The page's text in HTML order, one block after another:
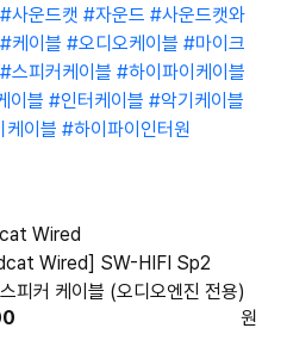
#사운드캣 #자운드 #사운드캣와
#케이블 #오디오케이블 #마이크
#스피커케이블 #하이파이케이블
이블 #인터케이블 #악기케이블
케이블 #하이파이인터원
Wired
Wired] SW-HIFI Sp2
피커 케이블 (오디오엔진 전용)
원